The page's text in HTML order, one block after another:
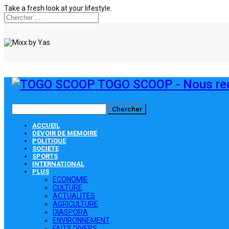
Take a fresh look at your lifestyle.
TOGO SCOOP - Nous
ACCUEIL
DEVOIR DE MEMOIRE
POLITIQUE
SOCIETE
SPORTS
INTERNATIONAL
PLUS
ECONOMIE
CULTURE
ACTUALITES
AGRICULTURE
DIASPORA
ENVIRONNEMENT